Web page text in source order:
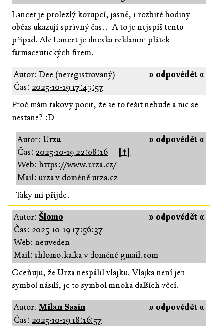
Lancet je prolezlý korupcí, jasně, i rozbité hodiny
občas ukazují správný čas... A to je nejspíš tento
případ. Ale Lancet je dneska reklamní plátek
farmaceutických firem.
» odpovědět «
Autor: Dee (neregistrovaný)
Čas: 2025-10-19 17:43:57
Proč mám takový pocit, že se to řešit nebude a nic se
nestane? :D
» odpovědět «
Autor:Urza
Čas: 2025-10-19 22:08:16
[↑]
Web:https://www.urza.cz/
Mail: urza v doméně urza.cz
Taky mi přijde.
» odpovědět «
Autor: Šlomo
Čas: 2025-10-19 17:56:37
Web: neuveden
Mail: shlomo.kafka v doméně gmail.com
Oceňuju, že Urza nespálil vlajku. Vlajka není jen
symbol násilí, je to symbol mnoha dalších věcí.
» odpovědět «
Autor: Milan Sasín
Čas: 2025-10-19 18:16:57